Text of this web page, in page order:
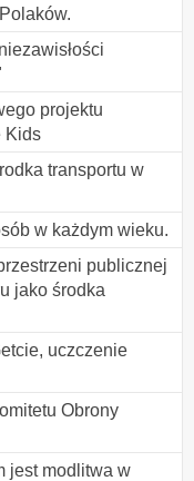
projektu
Kids
transportu w
w każdym wieku.
publicznej
jako środka
uczczenie
Obrony
jest modlitwa w